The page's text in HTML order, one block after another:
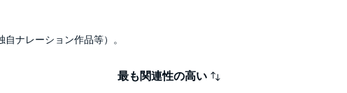
ナレーション作品等）。
最も関連性の高い